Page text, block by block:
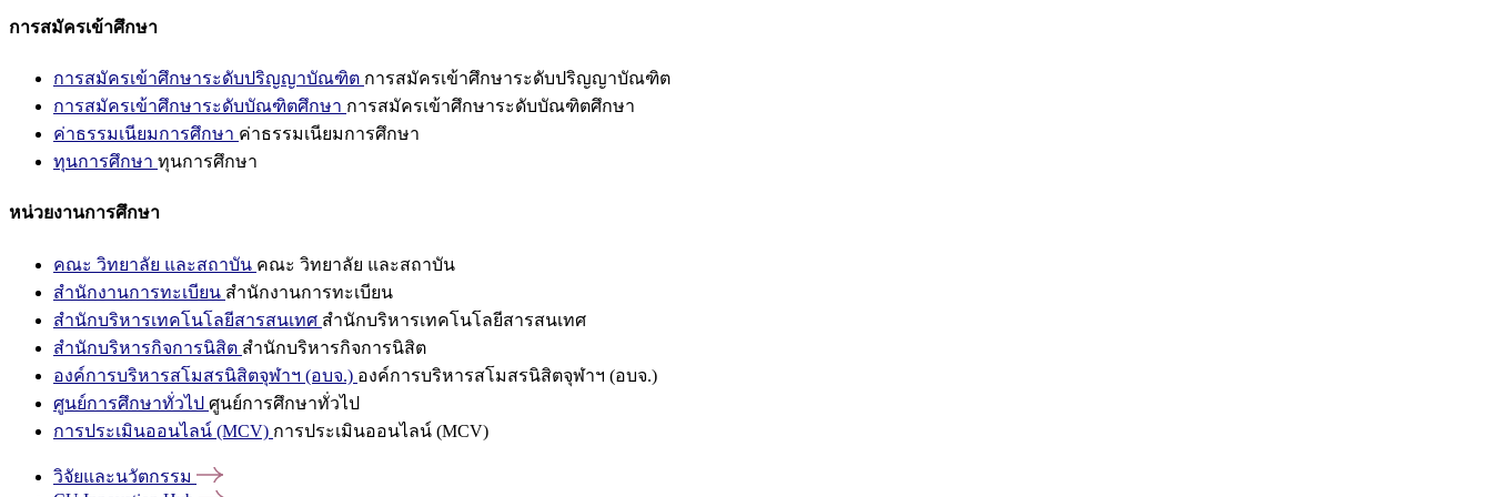
การสมัครเข้าศึกษา
การสมัครเข้าศึกษาระดับปริญญาบัณฑิต การสมัครเข้าศึกษาระดับปริญญาบัณฑิต
การสมัครเข้าศึกษาระดับบัณฑิตศึกษา การสมัครเข้าศึกษาระดับบัณฑิตศึกษา
ค่าธรรมเนียมการศึกษา ค่าธรรมเนียมการศึกษา
ทุนการศึกษา ทุนการศึกษา
หน่วยงานการศึกษา
คณะ วิทยาลัย และสถาบัน คณะ วิทยาลัย และสถาบัน
สำนักงานการทะเบียน สำนักงานการทะเบียน
สำนักบริหารเทคโนโลยีสารสนเทศ สำนักบริหารเทคโนโลยีสารสนเทศ
สำนักบริหารกิจการนิสิต สำนักบริหารกิจการนิสิต
องค์การบริหารสโมสรนิสิตจุฬาฯ (อบจ.) องค์การบริหารสโมสรนิสิตจุฬาฯ (อบจ.)
ศูนย์การศึกษาทั่วไป ศูนย์การศึกษาทั่วไป
การประเมินออนไลน์ (MCV) การประเมินออนไลน์ (MCV)
วิจัยและนวัตกรรม